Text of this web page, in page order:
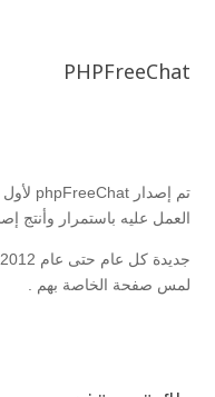
PHPFreeChat
العمل عليه باستمرار وأنتج
لمس صفحة الخاصة بهم .